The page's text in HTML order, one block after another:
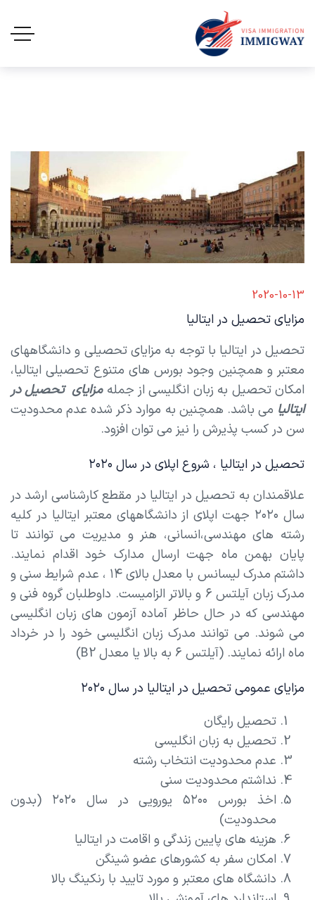
2020-10-13
مزایای تحصیل در ایتالیا
تحصیل در ایتالیا با توجه به مزایای تحصیلی و دانشگاههای
معتبر و همچنین وجود بورس های متنوع تحصیلی ایتالیا،
امکان تحصیل به زبان انگلیسی از جملهمزایای تحصیل در
ایتالیا می باشد. همچنین به موارد ذکر شده عدم محدودیت
سن در کسب پذیرش را نیز می توان افزود.
تحصیل در ایتالیا ، شروع اپلای در سال ۲۰۲۰
علاقمندان به تحصیل در ایتالیا در مقطع کارشناسی ارشد در
سال ۲۰۲۰ جهت اپلای از دانشگاههای معتبر ایتالیا در کلیه
رشته های مهندسی،انسانی، هنر و مدیریت می توانند تا
پایان بهمن ماه جهت ارسال مدارک خود اقدام نمایند.
داشتم مدرک لیسانس با معدل بالای ۱۴ ، عدم شرایط سنی و
مدرک زبان آیلتس ۶ و بالاتر الزامیست. داوطلبان گروه فنی و
مهندسی که در حال حاظر آماده آزمون های زبان انگلیسی
می شوند. می توانند مدرک زبان انگلیسی خود را در خرداد
ماه ارائه نمایند. (آیلتس ۶ به بالا یا معدل B2)
مزایای عمومی تحصیل در ایتالیا در سال ۲۰۲۰
تحصیل رایگان
تحصیل به زبان انگلیسی
عدم محدودیت انتخاب رشته
نداشتم محدودیت سنی
اخذ بورس ۵۲۰۰ یورویی در سال ۲۰۲۰ (بدون
محدودیت)
هزینه های پایین زندگی و اقامت در ایتالیا
امکان سفر به کشورهای عضو شینگن
دانشگاه های معتبر و مورد تایید با رنکینگ بالا